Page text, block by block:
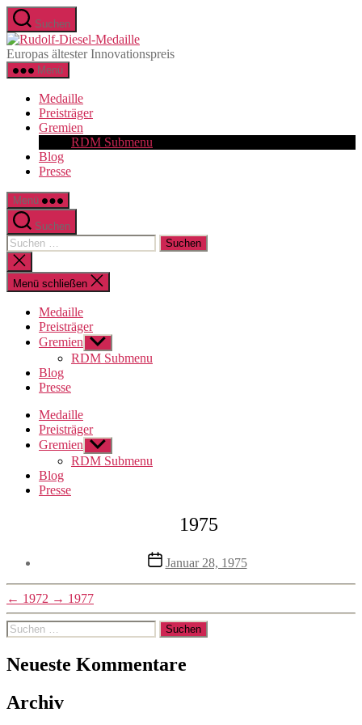
Zum
Inhalt
springen
Suchen
Rudolf-
Diesel-
Europas ältester Innovationspreis
Menü
Medaille
Preisträger
Gremien
RDM Submenu
Blog
Presse
Menü
Suchen
Suchen
nach:
Suche
schließen
Menü schließen
Medaille
Preisträger
Gremien Untermenü
anzeigen
RDM Submenu
Blog
Presse
Medaille
Preisträger
Gremien Untermenü
anzeigen
RDM Submenu
Blog
Presse
1975
Veröffentlichungsdatum
Januar 28, 1975
← 1972 → 1977
Suchen
nach:
Neueste Kommentare
Archiv